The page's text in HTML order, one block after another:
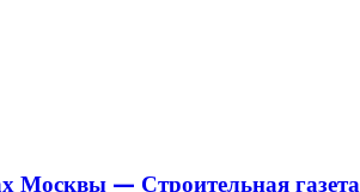
Москвы — Строительная газета